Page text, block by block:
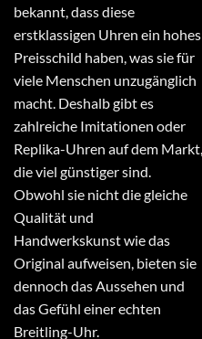
bekannt, dass diese
erstklassigen Uhren ein hohes
Preisschild haben, was sie für
viele Menschen unzugänglich
macht. Deshalb gibt es
zahlreiche Imitationen oder
Replika-Uhren auf dem Markt,
die viel günstiger sind.
Obwohl sie nicht die gleiche
Qualität und
Handwerkskunst wie das
Original aufweisen, bieten sie
dennoch das Aussehen und
das Gefühl einer echten
Breitling-Uhr.